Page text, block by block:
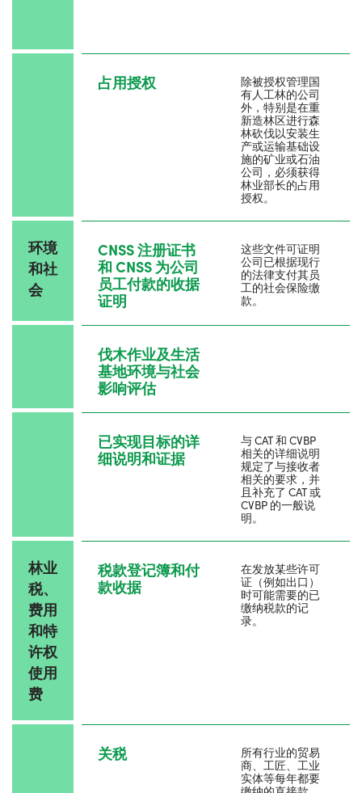
占用授权
除被授权管理国
有人工林的公司
外，特别是在重
新造林区进行森
林砍伐以安装生
产或运输基础设
施的矿业或石油
公司，必须获得
林业部长的占用
授权。
环境
和社
会
CNSS 注册证书
和 CNSS 为公司
员工付款的收据
证明
这些文件可证明
公司已根据现行
的法律支付其员
工的社会保险缴
款。
伐木作业及生活
基地环境与社会
影响评估
已实现目标的详
细说明和证据
与 CAT 和 CVBP
相关的详细说明
规定了与接收者
相关的要求，并
且补充了 CAT 或
CVBP 的一般说
明。
林业
税、
费用
和特
许权
使用
费
税款登记簿和付
款收据
在发放某些许可
证（例如出口）
时可能需要的已
缴纳税款的记
录。
关税
所有行业的贸易
商、工匠、工业
实体等每年都要